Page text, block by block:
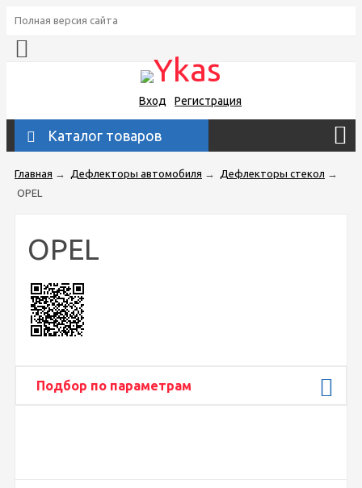
Полная версия сайта
Вход Регистрация
Каталог товаров
Главная → Дефлекторы автомобиля → Дефлекторы стекол →
OPEL
OPEL
Подбор по параметрам